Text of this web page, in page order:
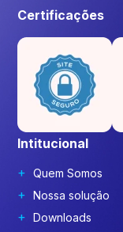
Intitucional
Quem Somos
Nossa solução
Downloads
Certificações